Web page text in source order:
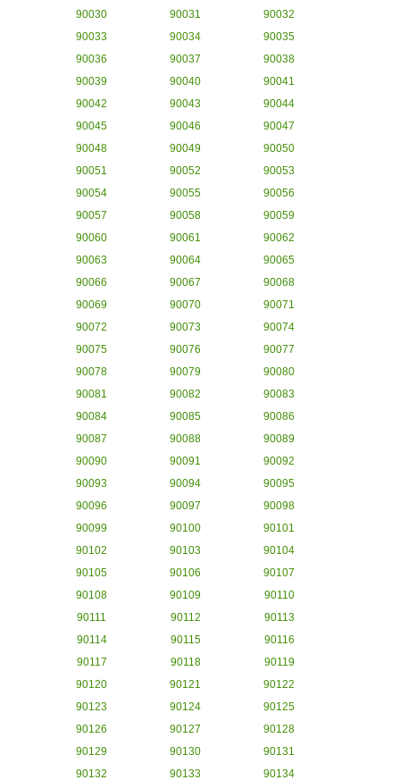
90030
90031
90032
90033
90034
90035
90036
90037
90038
90039
90040
90041
90042
90043
90044
90045
90046
90047
90048
90049
90050
90051
90052
90053
90054
90055
90056
90057
90058
90059
90060
90061
90062
90063
90064
90065
90066
90067
90068
90069
90070
90071
90072
90073
90074
90075
90076
90077
90078
90079
90080
90081
90082
90083
90084
90085
90086
90087
90088
90089
90090
90091
90092
90093
90094
90095
90096
90097
90098
90099
90100
90101
90102
90103
90104
90105
90106
90107
90108
90109
90110
90111
90112
90113
90114
90115
90116
90117
90118
90119
90120
90121
90122
90123
90124
90125
90126
90127
90128
90129
90130
90131
90132
90133 90134